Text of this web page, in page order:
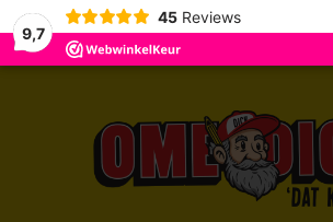
9,7
45 Reviews